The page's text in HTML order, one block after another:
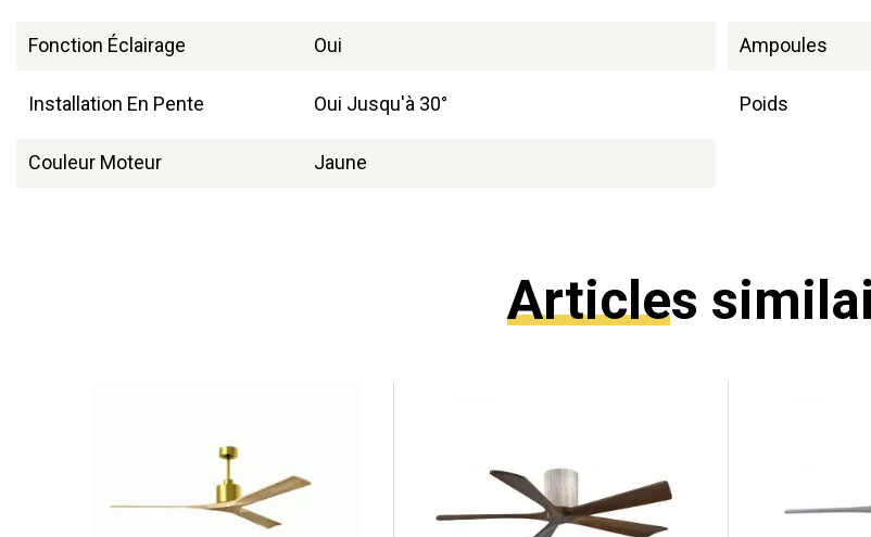
Fonction Éclairage Oui Ampoules
Installation En Pente Oui Jusqu'à 30° Poids
Couleur Moteur Jaune
Articles